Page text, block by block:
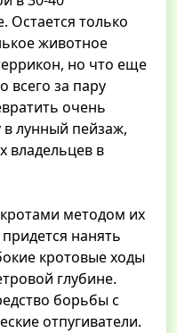
Остается только
животное
но что еще
всего за пару
очень
лунный пейзаж,
владельцев в
методом их
нанять
кротовые ходы
глубине.
борьбы с
отпугиватели.